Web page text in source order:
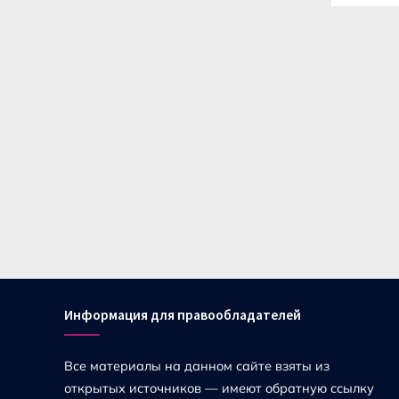
Информация для правообладателей
Все материалы на данном сайте взяты из
открытых источников — имеют обратную ссылку